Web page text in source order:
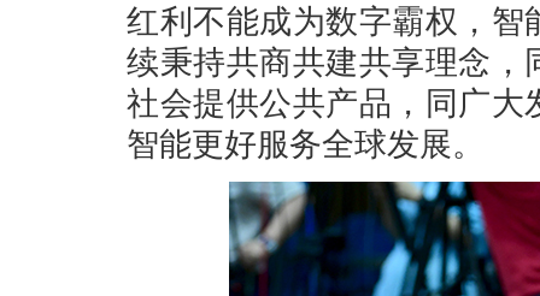
红利不能成为数字霸权，
续秉持共商共建共享理念
社会提供公共产品，同广
智能更好服务全球发展。